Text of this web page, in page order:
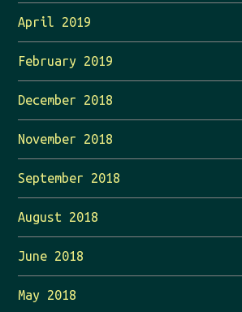
April 2019
February 2019
December 2018
November 2018
September 2018
August 2018
June 2018
May 2018